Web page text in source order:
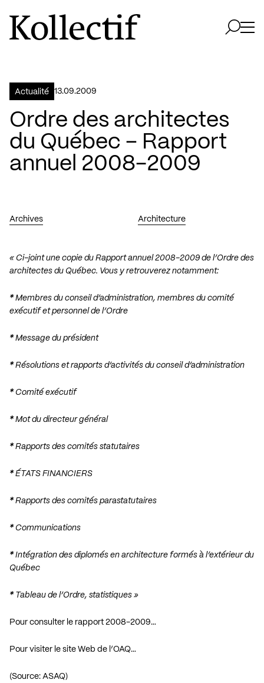
Aller à la page d'accueil
Logo Kollectif
Actualité 13.09.2009
Ordre des architectes
du Québec – Rapport
annuel 2008-2009
Archives Architecture
« Ci-joint une copie du Rapport annuel 2008-2009 de l’Ordre des
architectes du Québec. Vous y retrouverez notamment:
*Membres du conseil d’administration, membres du comité
exécutif et personnel de l’Ordre
*Message du président
*Résolutions et rapports d’activités du conseil d’administration
* Comité exécutif
*Mot du directeur général
*Rapports des comités statutaires
*ÉTATS FINANCIERS
*Rapports des comités parastatutaires
* Communications
*Intégration des diplomés en architecture formés à l’extérieur du
Québec
* Tableau de l’Ordre, statistiques »
Pour consulter le rapport 2008-2009…
Pour visiter le site Web de l’OAQ…
(Source: ASAQ)